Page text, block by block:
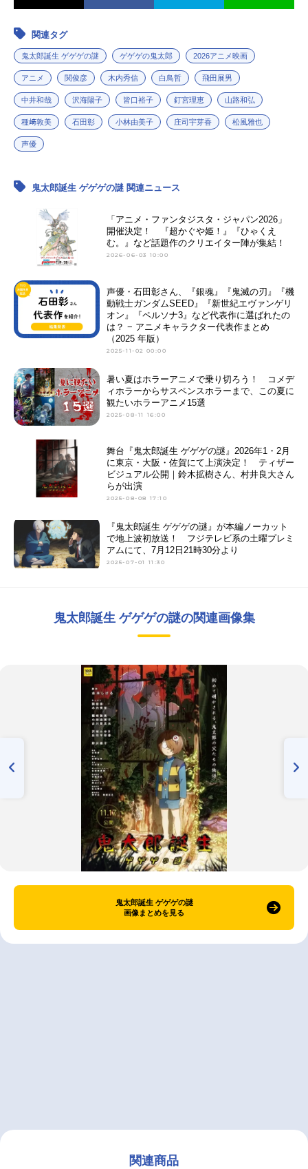
関連タグ
鬼太郎誕生 ゲゲゲの謎 ゲゲゲの鬼太郎 2026アニメ映画
アニメ 関俊彦 木内秀信 白鳥哲 飛田展男
中井和哉 沢海陽子 皆口裕子 釘宮理恵 山路和弘
種﨑敦美 石田彰 小林由美子 庄司宇芽香 松風雅也
声優
鬼太郎誕生 ゲゲゲの謎 関連ニュース
「アニメ・ファンタジスタ・ジャパン2026」
開催決定！ 『超かぐや姫！』『ひゃくえ
む。』など話題作のクリエイター陣が集結！
2026-06-03 10:00
声優・石田彰さん、『銀魂』『鬼滅の刃』『機
動戦士ガンダムSEED』『新世紀エヴァンゲリ
オン』『ペルソナ3』など代表作に選ばれたの
は？ − アニメキャラクター代表作まとめ
（2025 年版）
2025-11-02 00:00
暑い夏はホラーアニメで乗り切ろう！ コメデ
ィホラーからサスペンスホラーまで、この夏に
観たいホラーアニメ15選
2025-08-11 16:00
舞台『鬼太郎誕生 ゲゲゲの謎』2026年1・2月
に東京・大阪・佐賀にて上演決定！ ティザー
ビジュアル公開｜鈴木拡樹さん、村井良大さん
らが出演
2025-08-08 17:10
『鬼太郎誕生 ゲゲゲの謎』が本編ノーカット
で地上波初放送！ フジテレビ系の土曜プレミ
アムにて、7月12日21時30分より
2025-07-01 11:30
鬼太郎誕生 ゲゲゲの謎の関連画像集
鬼太郎誕生 ゲゲゲの謎
画像まとめを見る
関連商品